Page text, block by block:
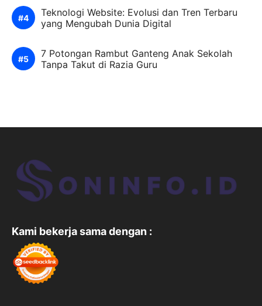
Teknologi Website: Evolusi dan Tren Terbaru
yang Mengubah Dunia Digital
7 Potongan Rambut Ganteng Anak Sekolah
Tanpa Takut di Razia Guru
Kami bekerja sama dengan :